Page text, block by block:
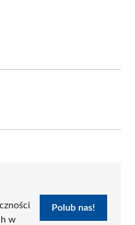
w
Polub nas!